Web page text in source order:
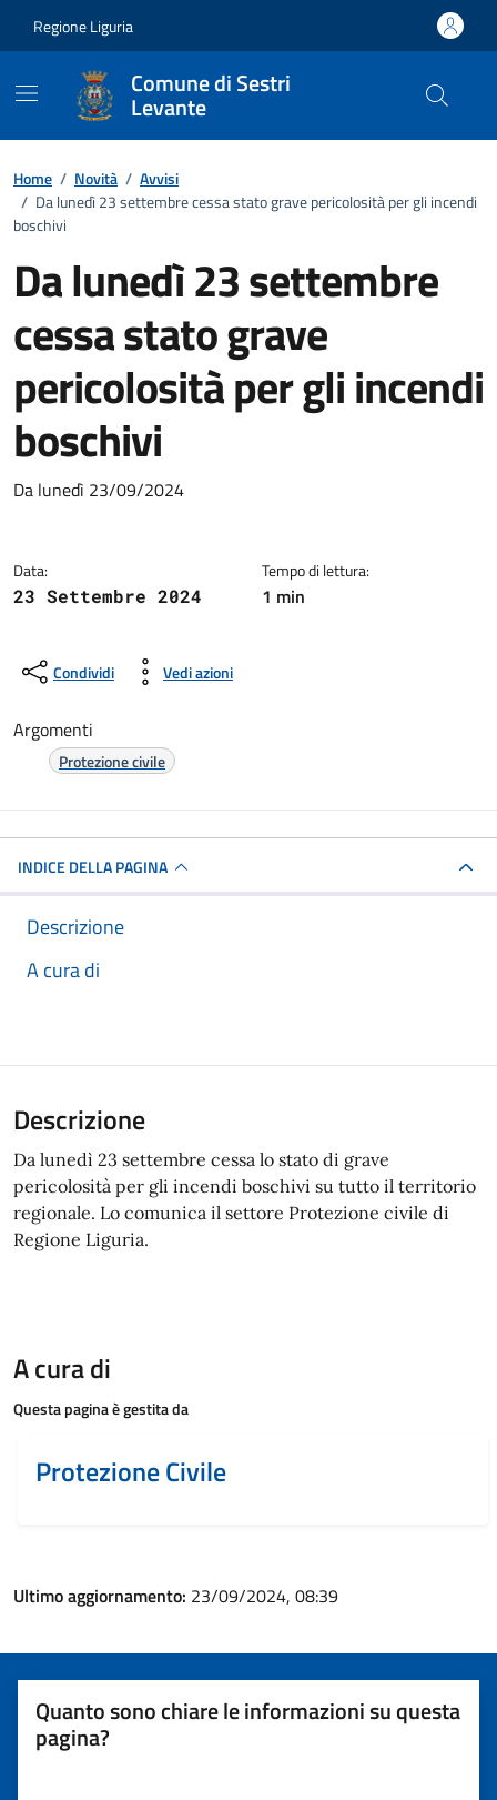
Regione Liguria
Comune di Sestri
Levante
Home / Novità / Avvisi
/ Da lunedì 23 settembre cessa stato grave pericolosità per gli incendi
boschivi
Da lunedì 23 settembre
cessa stato grave
pericolosità per gli incendi
boschivi
Dettagli della notizia
Da lunedì 23/09/2024
Data:
23 Settembre 2024
Tempo di lettura:
1 min
Condividi Vedi azioni
Argomenti
Protezione civile
INDICE DELLA PAGINA
Descrizione
A cura di
Descrizione
Da lunedì 23 settembre cessa lo stato di grave
pericolosità per gli incendi boschivi su tutto il territorio
regionale. Lo comunica il settore Protezione civile di
Regione Liguria.
A cura di
Questa pagina è gestita da
Protezione Civile
Ultimo aggiornamento: 23/09/2024, 08:39
Quanto sono chiare le informazioni su questa
pagina?